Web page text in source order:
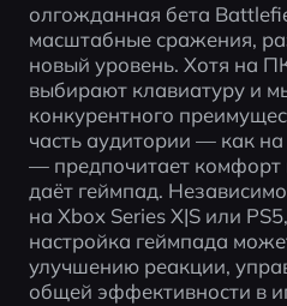
олгожданная бета
масштабные сражения,
новый уровень. Хотя на
выбирают клавиатуру и
конкурентного
часть аудитории — как
— предпочитает комфорт
даёт геймпад.
на Xbox Series X|S или
настройка геймпада
улучшению реакции,
общей эффективности в